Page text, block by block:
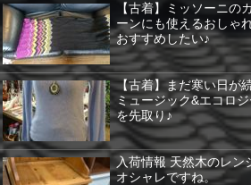
【古着】ミッソーニの
ーンにも使えるおしゃ
おすすめしたい♪
【古着】まだ寒い日が
ミュージック&エコロ
を先取り♪
入荷情報 天然木のレン
オシャレですね。